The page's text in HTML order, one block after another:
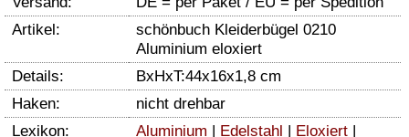
Artikel:
schönbuch Kleiderbügel 0210
Aluminium eloxiert
Details:
BxHxT:44x16x1,8 cm
Haken:
nicht drehbar
Lexikon:
Aluminium Edelstahl Eloxiert